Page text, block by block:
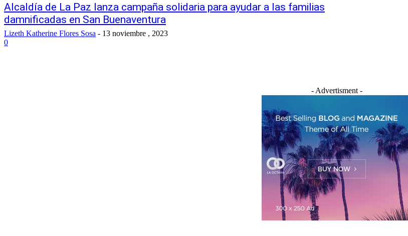
Alcaldía de La Paz lanza campaña solidaria para ayudar a las familias
damnificadas en San Buenaventura
Lizeth Katherine Flores Sosa - 13 noviembre , 2023
0
- Advertisment -